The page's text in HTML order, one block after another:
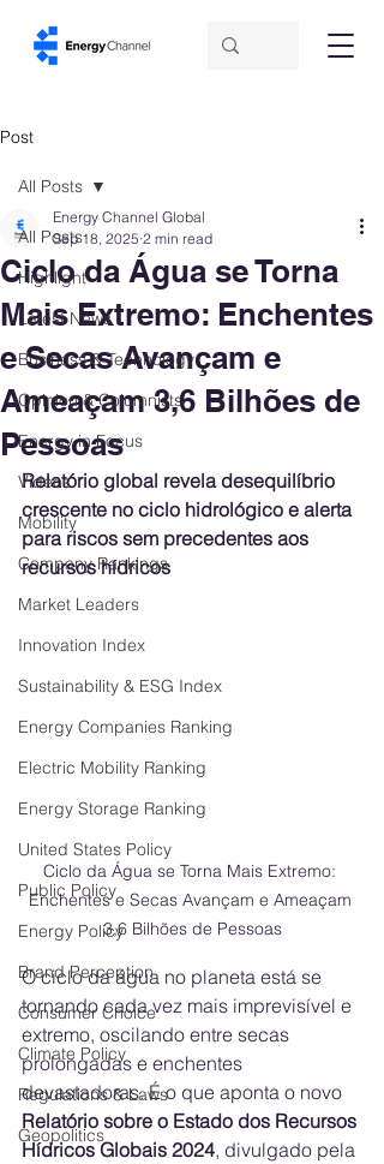
Post
All Posts
Highlight
Latest News
Business & Technology
Opinion & Columnists
Energy in Focus
Videos
Mobility
Company Rankings
Market Leaders
Innovation Index
Sustainability & ESG Index
Energy Companies Ranking
Electric Mobility Ranking
Energy Storage Ranking
United States Policy
Public Policy
Energy Policy
Brand Perception
Consumer Choice
Climate Policy
Regulations & Laws
Geopolitics
All Posts
Ciclo da Água se Torna
Mais Extremo: Enchentes
e Secas Avançam e
Ameaçam 3,6 Bilhões de
Pessoas
Energy Channel Global
Sep 18, 2025 2 min read
Relatório global revela desequilíbrio
crescente no ciclo hidrológico e alerta
para riscos sem precedentes aos
recursos hídricos
Ciclo da Água se Torna Mais Extremo:
Enchentes e Secas Avançam e Ameaçam
3,6 Bilhões de Pessoas
O ciclo da água no planeta está se
tornando cada vez mais imprevisível e
extremo, oscilando entre secas
prolongadas e enchentes
devastadoras. É o que aponta o novo
Relatório sobre o Estado dos Recursos
Hídricos Globais 2024, divulgado pela